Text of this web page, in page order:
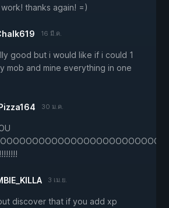
thanks again! =)
16 มี.ค.
good but i would like if i could 1
mob and mine everything in one
30 ม.ค.
3 เม.ย.
discover that if you add xp